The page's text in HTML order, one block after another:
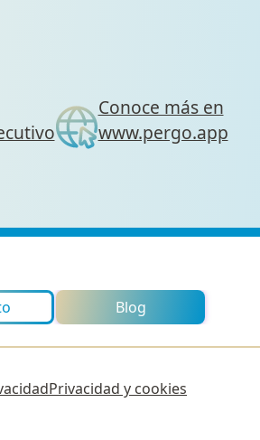
Conoce más en
www.pergo.app
Blog
Privacidad y cookies